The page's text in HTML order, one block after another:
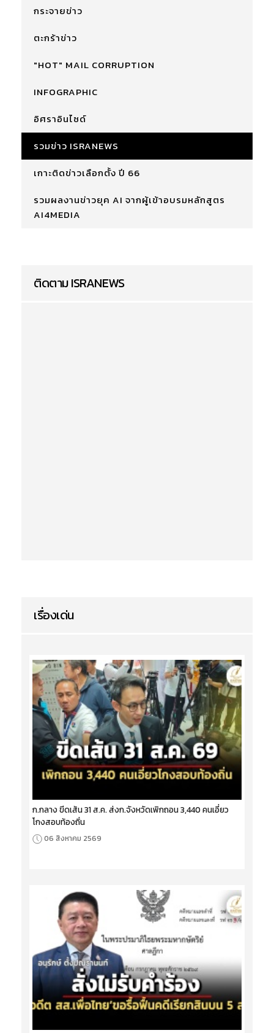
กระจายข่าว
ตะกร้าข่าว
"HOT" MAIL CORRUPTION
INFOGRAPHIC
อิศราอินไซด์
รวมข่าว ISRANEWS
เกาะติดข่าวเลือกตั้ง ปี 66
รวมผลงานข่าวยุค AI จากผู้เข้าอบรมหลักสูตร
AI4MEDIA
ติดตาม ISRANEWS
เรื่องเด่น
ก.กลาง ขีดเส้น 31 ส.ค. ส่งก.จังหวัดเพิกถอน 3,440 คนเอี่ยว
โกงสอบท้องถิ่น
06 สิงหาคม 2569